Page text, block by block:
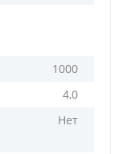
1000
4,0
Нет